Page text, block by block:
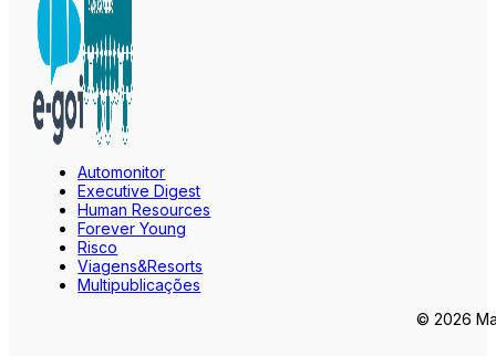
Automonitor
Executive Digest
Human Resources
Forever Young
Risco
Viagens&Resorts
Multipublicações
© 2026